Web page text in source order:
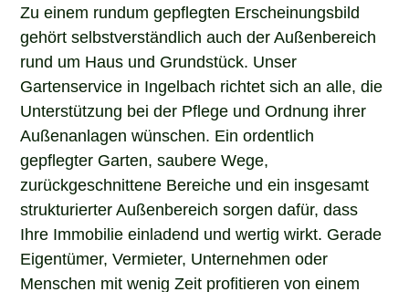
Zu einem rundum gepflegten Erscheinungsbild
gehört selbstverständlich auch der Außenbereich
rund um Haus und Grundstück. Unser
Gartenservice in Ingelbach richtet sich an alle, die
Unterstützung bei der Pflege und Ordnung ihrer
Außenanlagen wünschen. Ein ordentlich
gepflegter Garten, saubere Wege,
zurückgeschnittene Bereiche und ein insgesamt
strukturierter Außenbereich sorgen dafür, dass
Ihre Immobilie einladend und wertig wirkt. Gerade
Eigentümer, Vermieter, Unternehmen oder
Menschen mit wenig Zeit profitieren von einem